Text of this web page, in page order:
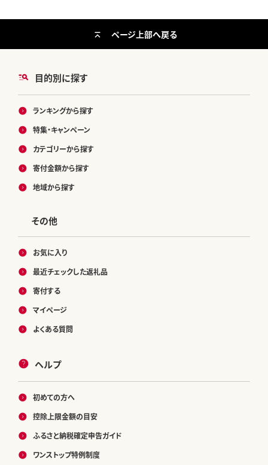
目的別に探す
ランキングから探す
特集・キャンペーン
カテゴリーから探す
寄付金額から探す
地域から探す
その他
お気に入り
最近チェックした返礼品
寄付する
マイページ
よくある質問
ヘルプ
初めての方へ
控除上限金額の目安
ふるさと納税確定申告ガイド
ワンストップ特例制度
ページ上部へ戻る